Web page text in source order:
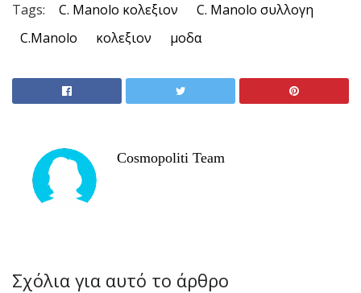
Tags: C. Manolo κολεξιον
C. Manolo συλλογη
C.Manolo
κολεξιον μοδα
Cosmopoliti Team
Σχόλια για αυτό το άρθρο